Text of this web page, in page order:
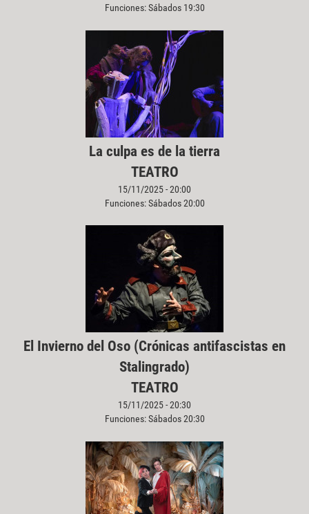
Funciones: Sábados 19:30
La culpa es de la tierra
TEATRO
15/11/2025 - 20:00
Funciones: Sábados 20:00
El Invierno del Oso (Crónicas antifascistas en
Stalingrado)
TEATRO
15/11/2025 - 20:30
Funciones: Sábados 20:30